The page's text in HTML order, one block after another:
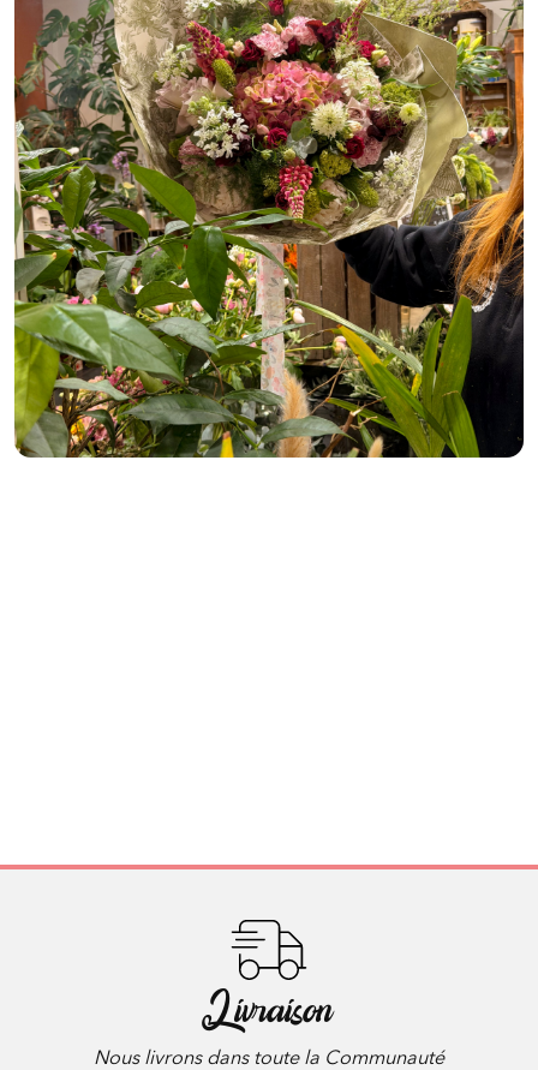
Livraison
Nous livrons dans toute la Communauté